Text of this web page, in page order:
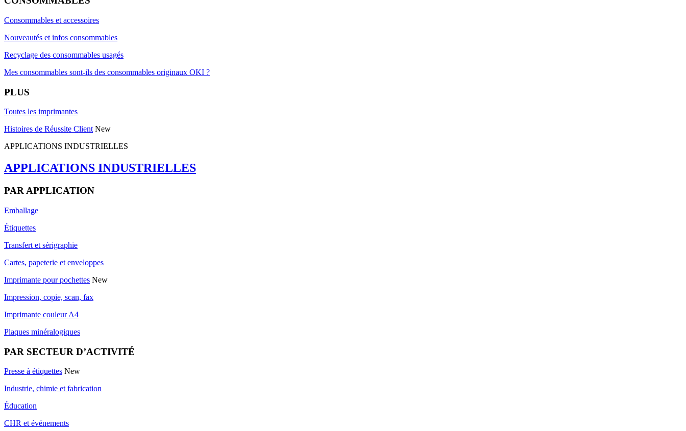
Consommables et accessoires
Nouveautés et infos consommables
Recyclage des consommables usagés
Mes consommables sont-ils des consommables originaux OKI ?
PLUS
Toutes les imprimantes
Histoires de Réussite Client New
APPLICATIONS INDUSTRIELLES
APPLICATIONS INDUSTRIELLES
PAR APPLICATION
Emballage
Étiquettes
Transfert et sérigraphie
Cartes, papeterie et enveloppes
Imprimante pour pochettes New
Impression, copie, scan, fax
Imprimante couleur A4
Plaques minéralogiques
PAR SECTEUR D’ACTIVITÉ
Presse à étiquettes New
Industrie, chimie et fabrication
Éducation
CHR et événements